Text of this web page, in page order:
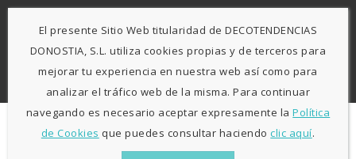
L-V: 9:30h - 13h / 15:30h - 19:30h S: 10h30 - 13h
El presente Sitio Web titularidad de DECOTENDENCIAS
DONOSTIA, S.L. utiliza cookies propias y de terceros para
mejorar tu experiencia en nuestra web así como para
analizar el tráfico web de la misma. Para continuar
navegando es necesario aceptar expresamente laPolítica
de Cookies que puedes consultar haciendoclic aquí.